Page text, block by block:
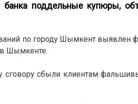
банка поддельные купюры,
по городу Шымкент
в Шымкенте.
сговору сбыли клиентам